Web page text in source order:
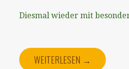
Diesmal wieder mit
WEITERLESEN →